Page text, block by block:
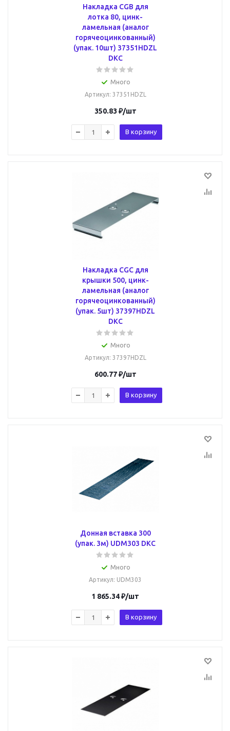
Накладка CGB для
лотка 80, цинк-
ламельная (аналог
горячеоцинкованный)
(упак. 10шт) 37351HDZL
DKC
Много
Артикул: 37351HDZL
350.83 ₽/шт
В корзину
Накладка CGC для
крышки 500, цинк-
ламельная (аналог
горячеоцинкованный)
(упак. 5шт) 37397HDZL
DKC
Много
Артикул: 37397HDZL
600.77₽/шт
В корзину
Донная вставка 300
(упак. 3м) UDM303 DKC
Много
Артикул: UDM303
1 865.34₽/шт
В корзину